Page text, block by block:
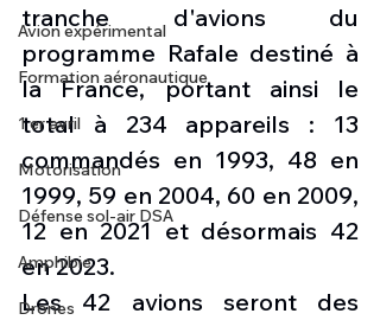
Avion expérimental
Formation aéronautique
1 er avril
Motorisation
Défense sol-air DSA
Amphibie
Drones
tranche d'avions du
programme Rafale destiné à
la France, portant ainsi le
total à 234 appareils : 13
commandés en 1993, 48 en
1999, 59 en 2004, 60 en 2009,
12 en 2021 et désormais 42
en 2023.
Les 42 avions seront des